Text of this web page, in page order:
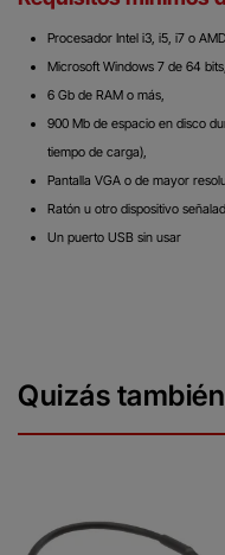
Procesador Intel i3, i5, i7 o
Microsoft Windows 7 de 64
6 Gb de RAM o más,
900 Mb de espacio en disco
tiempo de carga),
Pantalla VGA o de mayor
Ratón u otro dispositivo
Un puerto USB sin usar
Quizás